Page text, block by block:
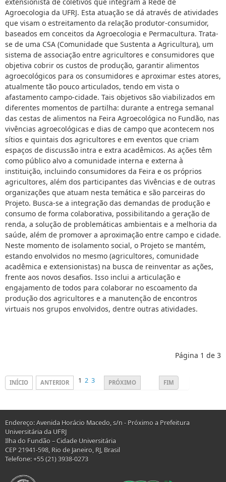
Agroecologia da UFRJ. Esta atuação se dá através de atividades
que visam o estreitamento da relação produtor-consumidor,
baseados em conceitos da Agroecologia e Permacultura. Trata-
se de uma CSA (Comunidade que Sustenta a Agricultura), um
sistema de associação entre agricultores e consumidores que
objetiva cobrir os custos de produção, garantir alimentos
agroecológicos para os consumidores e aproximar estes atores,
atualmente tão pouco articulados, tendo em vista o
afastamento campo-cidade. Tais objetivos são viabilizados em
diferentes momentos de partilha: durante a entrega semanal
das cestas de alimentos na Feira Agroecológica no Fundão, nas
vivências agroecológicas e dias de campo que acontecem nos
sítios e quintais dos agricultores e em eventos que criam
espaços de discussão intra e extra acadêmicos. As ações têm
como público alvo a comunidade interna e externa à
instituição, incluindo consumidores da Feira e os próprios
agricultores, além dos participantes das Vivências e de outras
organizações que atuam nesta temática e são parceiras do
Projeto. Busca-se a integração das demandas de produção e
consumo de forma colaborativa, possibilitando a geração de
renda, a solução de problemáticas ambientais e a melhoria da
saúde, além de promover a aproximação entre campo e cidade.
Neste momento de isolamento social, o Projeto se mantém,
estando envolvidos no mesmo (agricultores, comunidade
acadêmica e extensionistas) na busca de reinventar as ações,
frente aos novos desafios. Isso inclui a articulação e
engajamento de todos para colaborar no escoamento da
produção dos agricultores e a manutenção de encontros
virtuais nos grupos envolvidos, dentre outras atividades.
Página 1 de 3
INÍCIO ANTERIOR 1 2 3 PRÓXIMO FIM
Endereço: Avenida Horácio Macedo, s/n - Próximo a Prefeitura
Universitária da UFRJ
Ilha do Fundão – Cidade Universitária
CEP 21941-598, Rio de Janeiro, RJ, Brasil
Telefone: +55 (21) 3938-0273